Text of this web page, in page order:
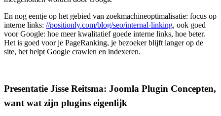
En nog eentje op het gebied van zoekmachineoptimalisatie: focus op
interne links: //positionly.com/blog/seo/internal-linking, ook goed
voor Google: hoe meer kwalitatief goede interne links, hoe beter.
Het is goed voor je PageRanking, je bezoeker blijft langer op de
site, het helpt Google crawlen en indexeren.
Presentatie Jisse Reitsma: Joomla Plugin Concepten,
want wat zijn plugins eigenlijk